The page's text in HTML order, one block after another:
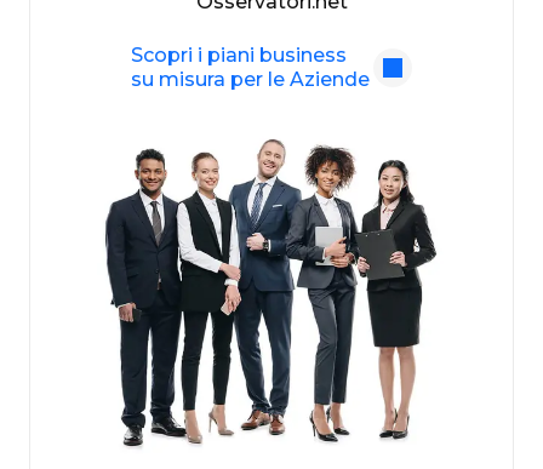
Scopri i piani business
su misura per le Aziende